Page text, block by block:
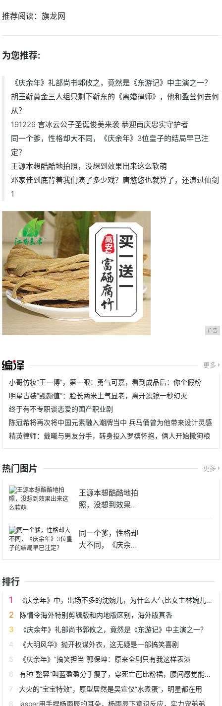
推荐阅读：旗龙网
为您推荐:
《庆余年》礼部尚书郭攸之，竟然是《东游记》中主演之一？
胡王靳黄金三人组只剩下靳东的《离婚律师》，他和盈莹何去何
从？
191226 言冰云公子圣诞俊美来袭 恭迎南庆忠实守护者
同一个爹，性格却大不同，《庆余年》3位皇子的结局早已注
定？
王源本想酷酷地拍照，没想到效果出来这么软萌
邓家佳到底背着我们演了多少戏？唐悠悠也就算了，还演过仙剑
1
广告
更多
小哥仿妆“王一博”，第一眼：勇气可嘉，看到成品后：你个假粉
明星古装“毁颜值”：脸长两米土气显老，离开滤镜一秒幻灭
终于有不专职谈恋爱的国产职业剧
陈冠希将再次将中国元素融入潮牌当中 兵马俑曾为他带来设计灵感
精英律师：戴曦与男友分手，转身投入罗槟怀抱，俩人开始撒狗粮
热门图片 更多
王源本想酷酷地拍
照，没想到效果出
同一个爹，性格却
大不同，《庆余
年》3位皇
排行
《庆余年》中，出场不多的沈婉儿，为什么人气比女主林婉儿还高？
陈情令海外特别剪辑版和内地版区别，海外版真香
《庆余年》礼部尚书郭攸之，竟然是《东游记》中主演之一？
《大明风华》抛开权谋外衣，这无疑是一部搞笑喜剧
《庆余年》“搞笑担当”郭保坤：原来全剧只有我这样表演
有种“整容”叫蓝盈盈分手瘦了，穿死亡芭比粉裙，腰间感觉能透光
大火的“宝宝特效”，原型居然是吴宣仪“水煮蛋”，明星都在用
jasper用手捏杨雨辰的耳朵，杨雨辰下意识反应，实力宠弟弟